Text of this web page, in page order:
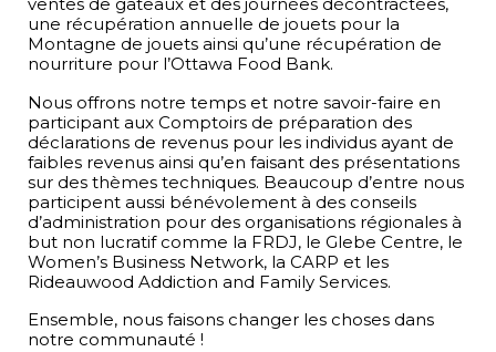
ventes de gâteaux et des journées décontractées,
une récupération annuelle de jouets pour la
Montagne de jouets ainsi qu’une récupération de
nourriture pour l’Ottawa Food Bank.
Nous offrons notre temps et notre savoir-faire en
participant aux Comptoirs de préparation des
déclarations de revenus pour les individus ayant de
faibles revenus ainsi qu’en faisant des présentations
sur des thèmes techniques. Beaucoup d’entre nous
participent aussi bénévolement à des conseils
d’administration pour des organisations régionales à
but non lucratif comme la FRDJ, le Glebe Centre, le
Women’s Business Network, la CARP et les
Rideauwood Addiction and Family Services.
Ensemble, nous faisons changer les choses dans
notre communauté !